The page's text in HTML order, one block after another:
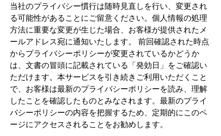
当社のプライバシー慣行は随時見直しを行い、変更され
る可能性があることにご留意ください。個人情報の処理
方法に重要な変更が生じた場合、お客様が提供されたメ
ールアドレス宛に通知いたします。 前回確認された時点
からプライバシーポリシーが変更されているかどうか
は、文書の冒頭に記載されている「発効日」をご確認い
ただけます。本サービスを引き続きご利用いただくこと
で、お客様は最新のプライバシーポリシーを読み、理解
したことを確認したものとみなされます。最新のプライ
バシーポリシーの内容を把握するため、定期的にこのペ
ージにアクセスされることをお勧めします。